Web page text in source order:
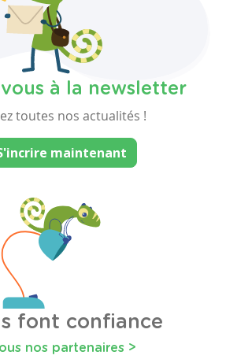
à la newsletter
toutes nos actualités !
maintenant
font confiance
nos partenaires >